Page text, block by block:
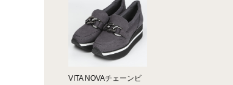
VITA NOVAチェーンビ